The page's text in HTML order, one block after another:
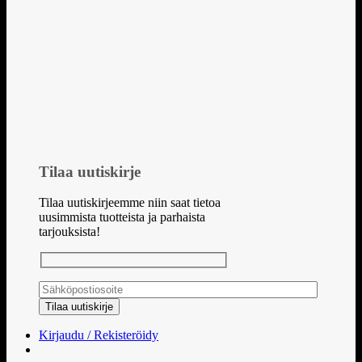
Tilaa uutiskirje
Tilaa uutiskirjeemme niin saat tietoa
uusimmista tuotteista ja parhaista
tarjouksista!
Kirjaudu / Rekisteröidy